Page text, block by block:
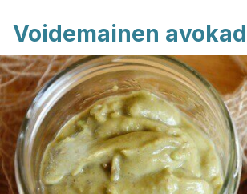
Voidemainen